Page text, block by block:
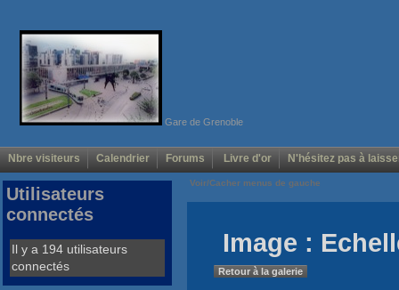
Gare de Grenoble
Nbre visiteurs Calendrier Forums Livre d'or N'hésitez pas à
Voir/Cacher menus de gauche
Image :
Retour à la galerie
Utilisateurs
connectés
Il y a 194 utilisateurs
connectés